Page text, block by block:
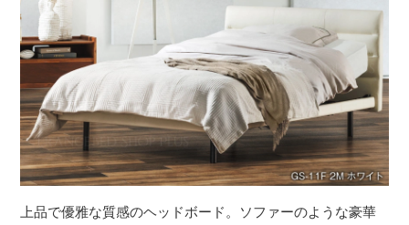
上品で優雅な質感のヘッドボード。ソファーのような豪華